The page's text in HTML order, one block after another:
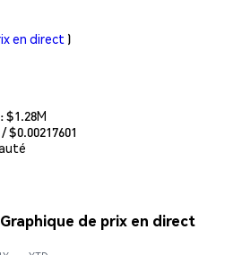
en direct )
$1.28M
/ $0.00217601
Graphique de prix en direct